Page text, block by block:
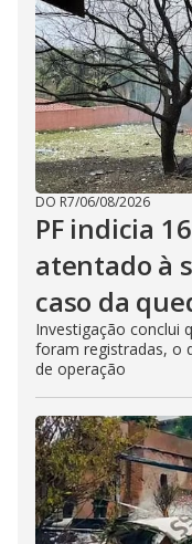
DO R7/06/08/2026
PF indicia
atentado à
caso da
Investigação conclui
foram registradas, o
de operação